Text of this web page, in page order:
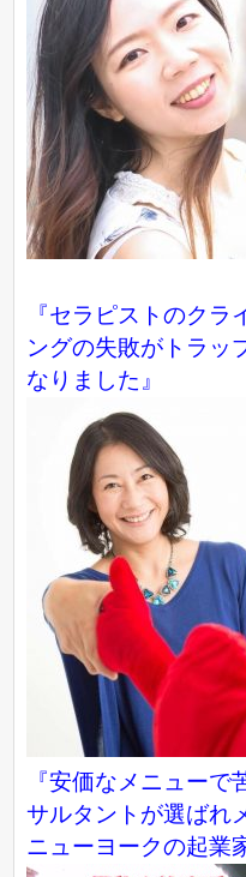
『セラピストのク
ングの失敗がトラッ
なりました』
『安価なメニューで
サルタントが選ばれ
ニューヨークの起業